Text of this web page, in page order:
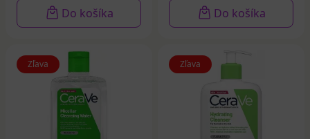
Do košíka Do košíka
Zľava Zľava